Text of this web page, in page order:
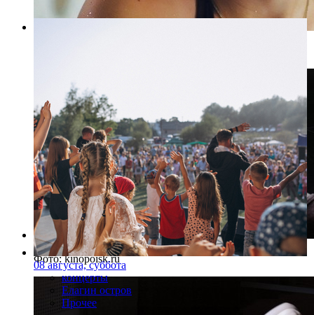
Фото: kinopoisk.ru
08 августа, суббота
концерты
Елагин остров
Прочее